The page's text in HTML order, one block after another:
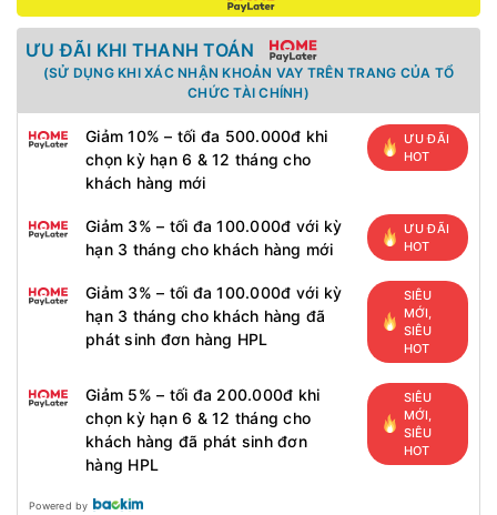
ƯU ĐÃI KHI THANH TOÁN
(SỬ DỤNG KHI XÁC NHẬN KHOẢN VAY TRÊN TRANG CỦA TỔ
CHỨC TÀI CHÍNH)
Giảm 10% – tối đa 500.000đ khi
chọn kỳ hạn 6 & 12 tháng cho
khách hàng mới
ƯU ĐÃI
HOT
Giảm 3% – tối đa 100.000đ với kỳ
hạn 3 tháng cho khách hàng mới
ƯU ĐÃI
HOT
Giảm 3% – tối đa 100.000đ với kỳ
hạn 3 tháng cho khách hàng đã
phát sinh đơn hàng HPL
SIÊU
MỚI,
SIÊU
HOT
Giảm 5% – tối đa 200.000đ khi
chọn kỳ hạn 6 & 12 tháng cho
khách hàng đã phát sinh đơn
hàng HPL
SIÊU
MỚI,
SIÊU
HOT
Powered by